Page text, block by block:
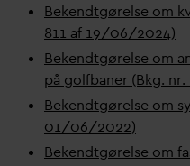
Bekendtgørelse om k
811 af 19/06/2024)
Bekendtgørelse om
på golfbaner (Bkg. nr.
Bekendtgørelse om
01/06/2022)
Bekendtgørelse om